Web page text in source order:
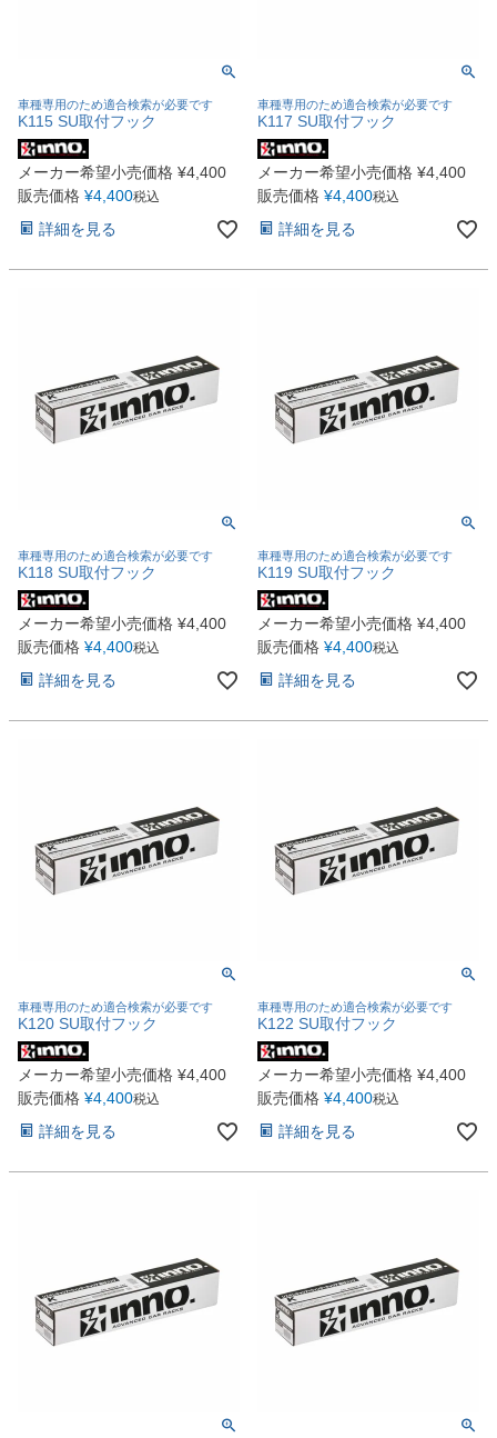
車種専用のため適合検索が必要です
K115 SU取付フック
メーカー希望小売価格 ¥4,400
販売価格 ¥4,400税込
詳細を見る
車種専用のため適合検索が必要です
K117 SU取付フック
メーカー希望小売価格 ¥4,400
販売価格 ¥4,400税込
詳細を見る
車種専用のため適合検索が必要です
K118 SU取付フック
メーカー希望小売価格 ¥4,400
販売価格 ¥4,400税込
詳細を見る
車種専用のため適合検索が必要です
K119 SU取付フック
メーカー希望小売価格 ¥4,400
販売価格 ¥4,400税込
詳細を見る
車種専用のため適合検索が必要です
K120 SU取付フック
メーカー希望小売価格 ¥4,400
販売価格 ¥4,400税込
詳細を見る
車種専用のため適合検索が必要です
K122 SU取付フック
メーカー希望小売価格 ¥4,400
販売価格 ¥4,400税込
詳細を見る